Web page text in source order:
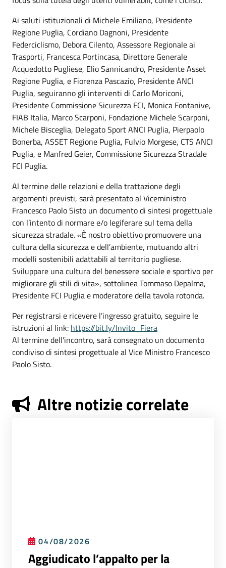
Ai saluti istituzionali di Michele Emiliano, Presidente
Regione Puglia, Cordiano Dagnoni, Presidente
Federciclismo, Debora Cilento, Assessore Regionale ai
Trasporti, Francesca Portincasa, Direttore Generale
Acquedotto Pugliese, Elio Sannicandro, Presidente Asset
Regione Puglia, e Fiorenza Pascazio, Presidente ANCI
Puglia, seguiranno gli interventi di Carlo Moriconi,
Presidente Commissione Sicurezza FCI, Monica Fontanive,
FIAB Italia, Marco Scarponi, Fondazione Michele Scarponi,
Michele Bisceglia, Delegato Sport ANCI Puglia, Pierpaolo
Bonerba, ASSET Regione Puglia, Fulvio Morgese, CTS ANCI
Puglia, e Manfred Geier, Commissione Sicurezza Stradale
FCI Puglia.
Al termine delle relazioni e della trattazione degli
argomenti previsti, sarà presentato al Viceministro
Francesco Paolo Sisto un documento di sintesi progettuale
con l’intento di normare e/o legiferare sul tema della
sicurezza stradale. «È nostro obiettivo promuovere una
cultura della sicurezza e dell’ambiente, mutuando altri
modelli sostenibili adattabili al territorio pugliese.
Sviluppare una cultura del benessere sociale e sportivo per
migliorare gli stili di vita», sottolinea Tommaso Depalma,
Presidente FCI Puglia e moderatore della tavola rotonda.
Per registrarsi e ricevere l’ingresso gratuito, seguire le
istruzioni al link: https://bit.ly/Invito_Fiera
Al termine dell'incontro, sarà consegnato un documento
condiviso di sintesi progettuale al Vice Ministro Francesco
Paolo Sisto.
Altre notizie correlate
04/08/2026
Aggiudicato l’appalto per la